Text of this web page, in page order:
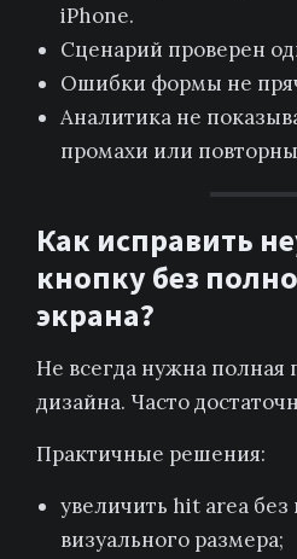
iPhone.
Сценарий проверен
Ошибки формы не
Аналитика не
промахи или
Как исправить
кнопку без
экрана?
Не всегда нужна полная
дизайна. Часто
Практичные решения:
увеличить hit area
визуального размера;